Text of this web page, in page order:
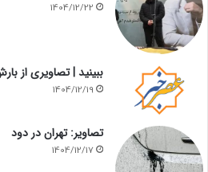
1404/12/22
ببینید | تصاویری از
1404/12/19
تصاویر: تهران در دود
1404/12/17